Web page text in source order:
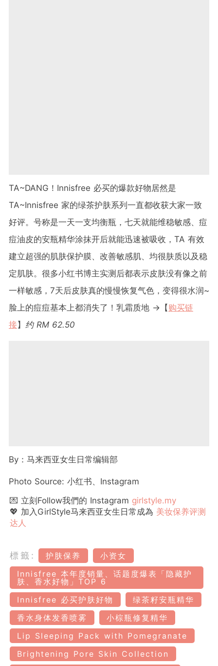
TA~DANG！Innisfree 必买的爆款好物居然是
TA~Innisfree 家的绿茶护肤系列一直都收获大家一致
好评。号称是一天一支均衡瓶，七天就能维稳敏感、痘
痘油皮的安瓶精华涂抹开后就能迅速被吸收，TA 有效
建立超强的肌肤保护膜、改善敏感肌、均很肤质以及稳
定肌肤。很多小红书博主实测后都表示皮肤没有像之前
一样敏感，7天后皮肤真的慢慢恢复气色，变得很水润~
脸上的痘痘基本上都消失了！乳霜质地 →【 购买链
接】 约 RM 62.50
By：马来西亚女生日常编辑部
Photo Source: 小红书、Instagram
💌 立刻Follow我們的 Instagram girlstyle.my
💖 加入GirlStyle马来西亚女生日常成為 美妆保养评测
达人
標籤: 护肤保养
小资女
Innisfree 本年度销量、话题度爆表「隐藏护
肤、香水好物」TOP 6
Innisfree 必买护肤好物
绿茶籽安瓶精华
香水身体发香喷雾
小棕瓶修复精华
Lip Sleeping Pack with Pomegranate
Brightening Pore Skin Collection